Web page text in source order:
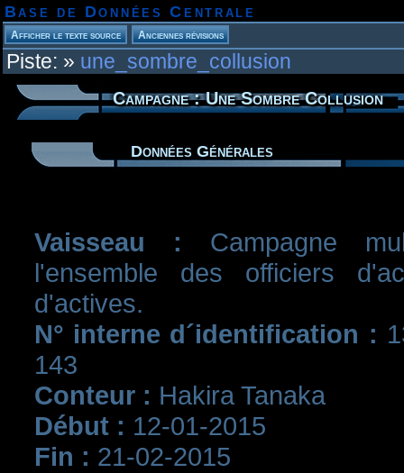
Base de Données Centrale
Piste: » une_sombre_collusion
Campagne : Une Sombre Collusion
Données Générales
Vaisseau : Campagne
l'ensemble des officiers
d'actives.
N° interne d´identification :
143
Conteur : Hakira Tanaka
Début : 12-01-2015
Fin : 21-02-2015